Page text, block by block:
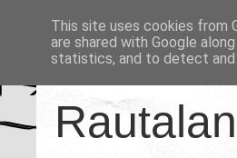
This site uses cookies from
are shared with Google
statistics, and to detect and